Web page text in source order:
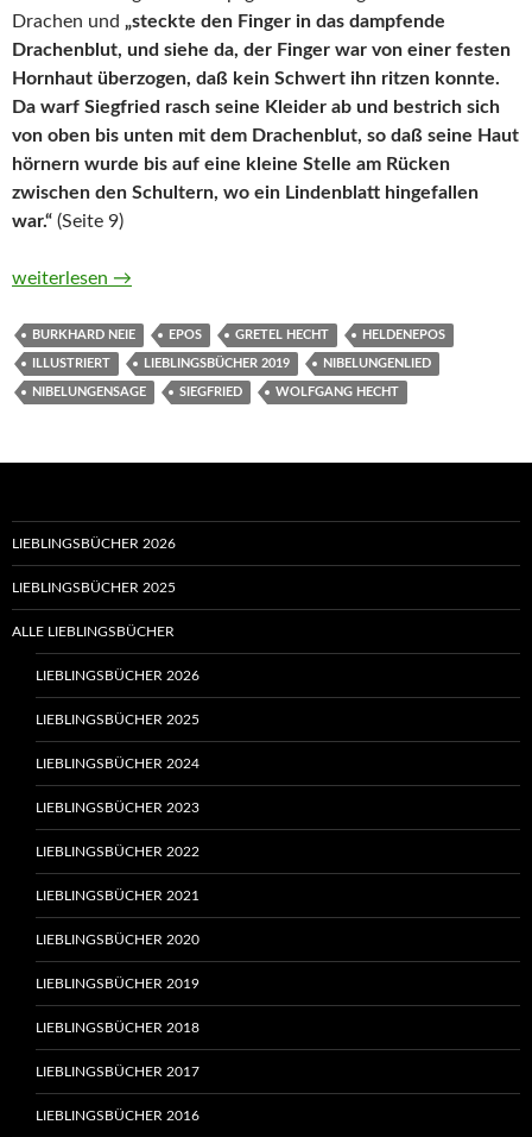
Drachen und „steckte den Finger in das dampfende
Drachenblut, und siehe da, der Finger war von einer festen
Hornhaut überzogen, daß kein Schwert ihn ritzen konnte.
Da warf Siegfried rasch seine Kleider ab und bestrich sich
von oben bis unten mit dem Drachenblut, so daß seine Haut
hörnern wurde bis auf eine kleine Stelle am Rücken
zwischen den Schultern, wo ein Lindenblatt hingefallen
war.“ (Seite 9)
Die Nibelungen von Burkhard Neie
weiterlesen →
BURKHARD NEIE EPOS GRETEL HECHT HELDENEPOS
ILLUSTRIERT LIEBLINGSBÜCHER 2019 NIBELUNGENLIED
NIBELUNGENSAGE SIEGFRIED WOLFGANG HECHT
LIEBLINGSBÜCHER 2026
LIEBLINGSBÜCHER 2025
ALLE LIEBLINGSBÜCHER
LIEBLINGSBÜCHER 2026
LIEBLINGSBÜCHER 2025
LIEBLINGSBÜCHER 2024
LIEBLINGSBÜCHER 2023
LIEBLINGSBÜCHER 2022
LIEBLINGSBÜCHER 2021
LIEBLINGSBÜCHER 2020
LIEBLINGSBÜCHER 2019
LIEBLINGSBÜCHER 2018
LIEBLINGSBÜCHER 2017
LIEBLINGSBÜCHER 2016